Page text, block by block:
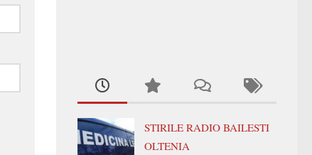
STIRILE RADIO BAILESTI
OLTENIA